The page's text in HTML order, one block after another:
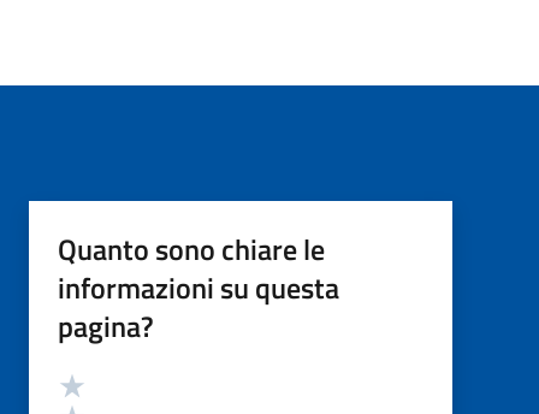
Quanto sono chiare le
informazioni su questa
pagina?
Valutazione